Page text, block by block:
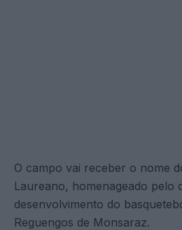
O campo vai receber o nome
Laureano, homenageado pelo
desenvolvimento do
Reguengos de Monsaraz.